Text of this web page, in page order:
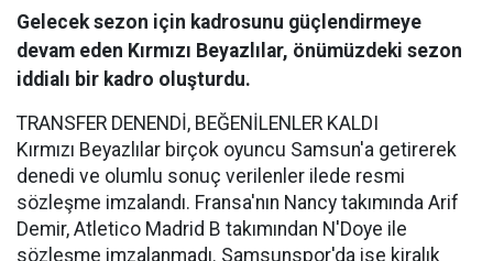
Gelecek sezon için kadrosunu güçlendirmeye
devam eden Kırmızı Beyazlılar, önümüzdeki sezon
iddialı bir kadro oluşturdu.
TRANSFER DENENDİ, BEĞENİLENLER KALDI
Kırmızı Beyazlılar birçok oyuncu Samsun'a getirerek
denedi ve olumlu sonuç verilenler ilede resmi
sözleşme imzalandı. Fransa'nın Nancy takımında Arif
Demir, Atletico Madrid B takımından N'Doye ile
sözleşme imzalanmadı. Samsunspor'da ise kiralık